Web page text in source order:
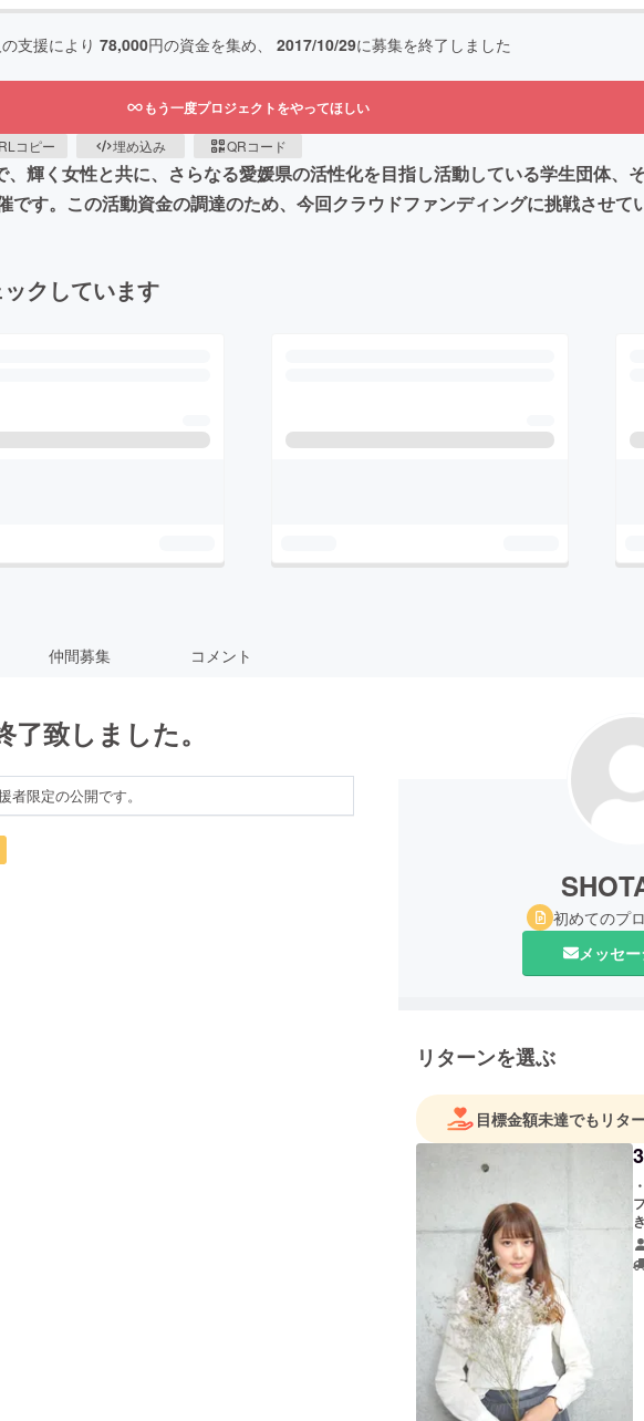
支援により 78,000円の資金を集め、 2017/10/29に募集を終了しました
もう一度プロジェクトをやってほしい
コピー 埋め込み QRコード
輝く女性と共に、さらなる愛媛県の活性化を目指し活動している学生団体、
す。この活動資金の調達のため、今回クラウドファンディングに挑戦させて
クしています
仲間募集 コメント
致しました。
者限定の公開です。
初めてのプ
メッセ
リターンを選ぶ
目標金額未達でもリタ